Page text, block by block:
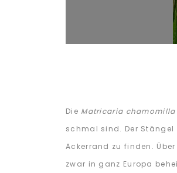
Die Matricaria chamomilla
schmal sind. Der
Ackerrand zu finden.
zwar in ganz Europa